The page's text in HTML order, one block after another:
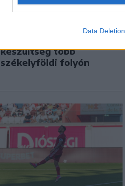
Data Deletion
készültség több
székelyföldi folyón